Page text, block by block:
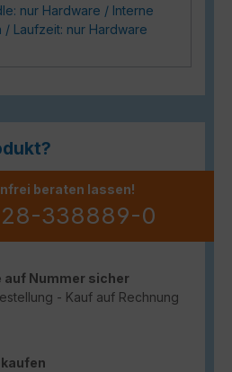
nur Hardware / Interne
/ Laufzeit: nur Hardware
beraten lassen!
338889-0
auf Nummer sicher
- Kauf auf Rechnung